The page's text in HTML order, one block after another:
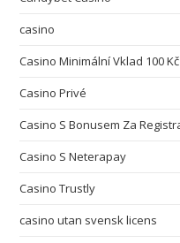
casino
Casino Minimální Vklad 100 Kč
Casino Privé
Casino S Bonusem Za
Casino S Neterapay
Casino Trustly
casino utan svensk licens